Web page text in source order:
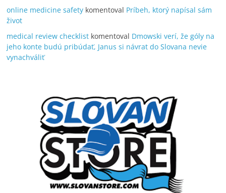
online medicine safety komentoval Príbeh, ktorý napísal sám
život
medical review checklist komentoval Dmowski verí, že góly na
jeho konte budú pribúdať, Janus si návrat do Slovana nevie
vynachváliť